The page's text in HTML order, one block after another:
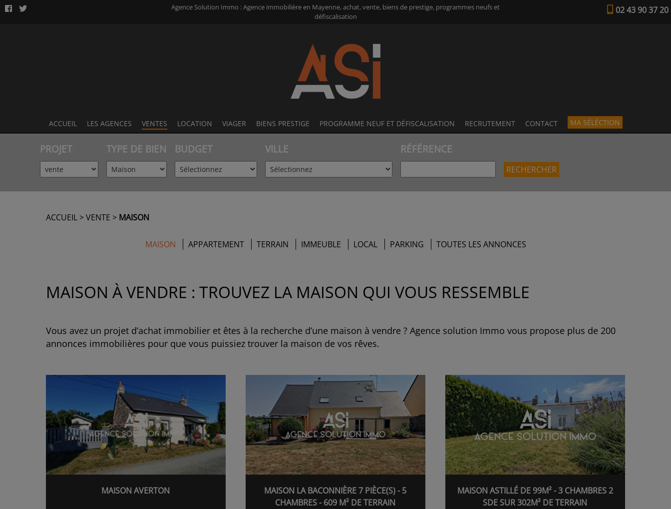
Agence Solution Immo : Agence immobilière en Mayenne, achat, vente, biens de prestige, programmes neufs et
défiscalisation
02 43 90 37 20
ACCUEIL LES AGENCES
AGENCE DE VIVIERS
VENTES LOCATION VIAGER BIENS PRESTIGE PROGRAMME NEUF ET DÉFISCALISATION RECRUTEMENT CONTACT MA SÉLÉCTION
PROJET TYPE DE BIEN BUDGET VILLE RÉFÉRENCE
ACCUEIL >VENTE > MAISON
MAISON APPARTEMENT TERRAIN IMMEUBLE LOCAL PARKING TOUTES LES ANNONCES
MAISON À VENDRE : TROUVEZ LA MAISON QUI VOUS RESSEMBLE
Vous avez un projet d’achat immobilier et êtes à la recherche d’une maison à vendre ? Agence solution Immo vous propose plus de 200
annonces immobilières pour que vous puissiez trouver la maison de vos rêves.
MAISON AVERTON
MAISON LA BACONNIÈRE 7 PIÈCE(S) - 5
CHAMBRES - 609 M² DE TERRAIN
MAISON ASTILLÉ DE 99M² - 3 CHAMBRES 2
SDE SUR 302M² DE TERRAIN